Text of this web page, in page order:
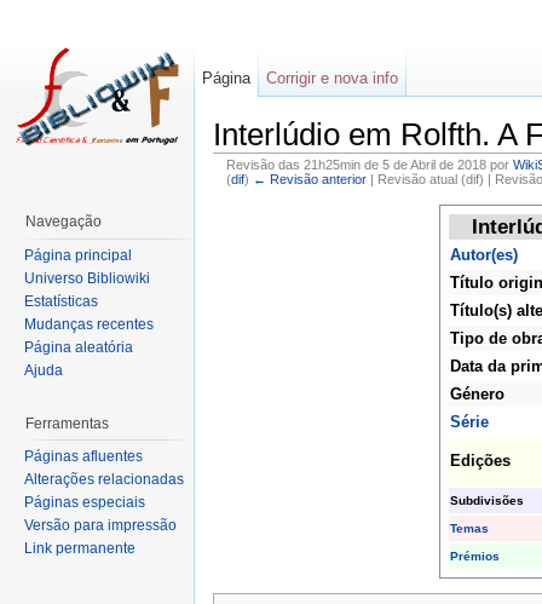
Interlúdio em Rolfth. A
Revisão das 21h25min de 5 de Abril de 2018 por
(dif) ← Revisão anterior| Revisão atual (dif) |
Autor(es)
Título
Título(s)
Tipo de
Data da
Género
Série
Edições
Subdivisões
Temas
Prémios
Página Corrigir e nova info
Navegação
Página principal
Universo Bibliowiki
Estatísticas
Mudanças recentes
Página aleatória
Ajuda
Ferramentas
Páginas afluentes
Alterações relacionadas
Páginas especiais
Versão para impressão
Link permanente